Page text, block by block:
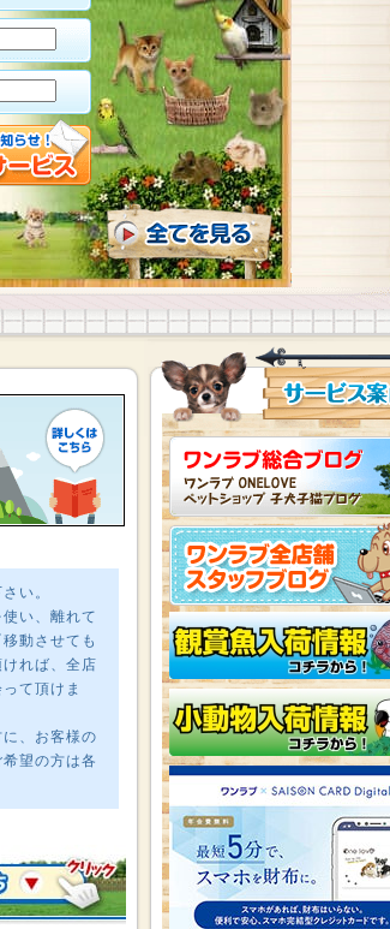
い。
い、離れて
動させても
れば、全店
て頂けま
、お客様の
望の方は各